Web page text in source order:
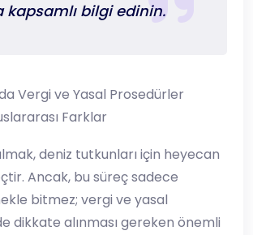
kapsamlı bilgi edinin.
Vergi ve Yasal Prosedürler
Farklar
deniz tutkunları için heyecan
Ancak, bu süreç sadece
bitmez; vergi ve yasal
dikkate alınması gereken önemli